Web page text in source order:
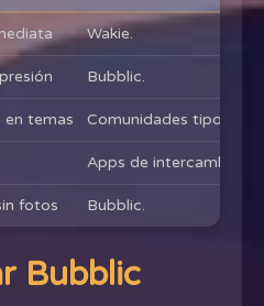
Wakie.
Bubblic.
en temas Comunidades tipo
Apps de intercambio
fotos Bubblic.
Bubblic